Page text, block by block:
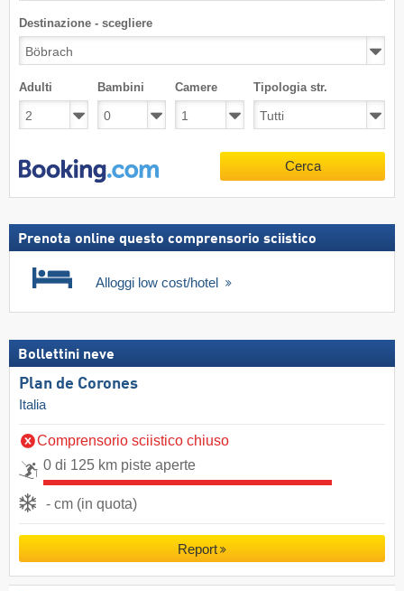
Destinazione - scegliere
Adulti Bambini Camere Tipologia str.
Cerca
Prenota online questo comprensorio sciistico
Alloggi low cost/hotel
Bollettini neve
Plan de Corones
Italia
Comprensorio sciistico chiuso
0 di 125 km piste aperte
- cm (in quota)
Report